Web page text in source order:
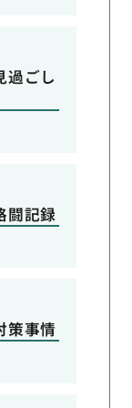
過ごし
闘記録
策事情